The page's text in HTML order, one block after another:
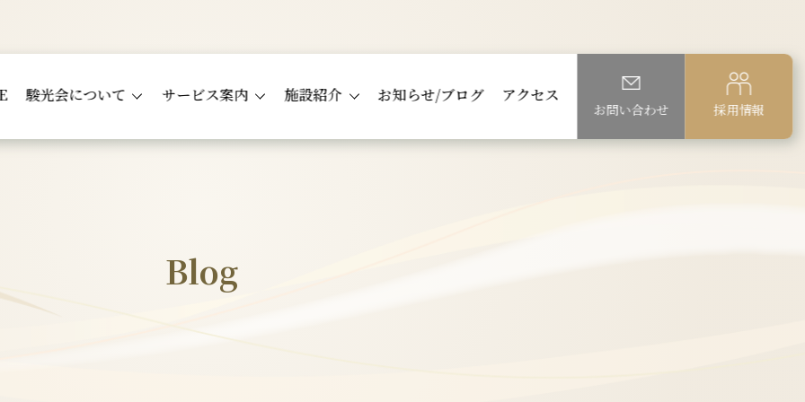
駿光会について サービス案内 施設紹介 お知らせ/ブログ アクセス
お問い合わせ 採用情報
Blog